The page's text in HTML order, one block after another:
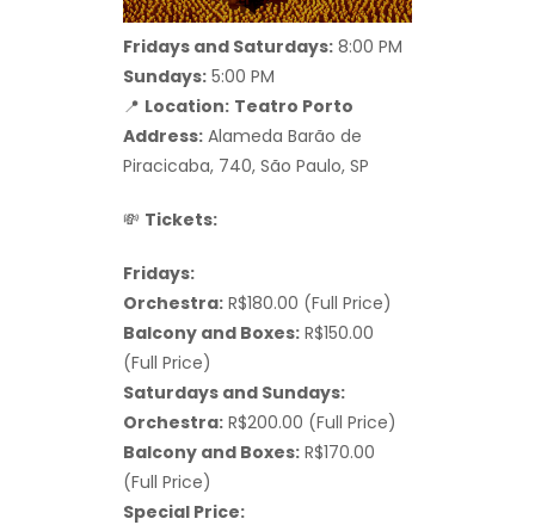
Fridays and Saturdays: 8:00 PM
Sundays: 5:00 PM
📍 Location: Teatro Porto
Address: Alameda Barão de
Piracicaba, 740, São Paulo, SP
💸 Tickets:
Fridays:
Orchestra: R$180.00 (Full Price)
Balcony and Boxes: R$150.00
(Full Price)
Saturdays and Sundays:
Orchestra: R$200.00 (Full Price)
Balcony and Boxes: R$170.00
(Full Price)
Special Price: